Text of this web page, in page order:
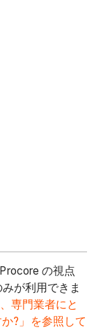
の視点
が利用できま
専門業者にと
?」を参照して